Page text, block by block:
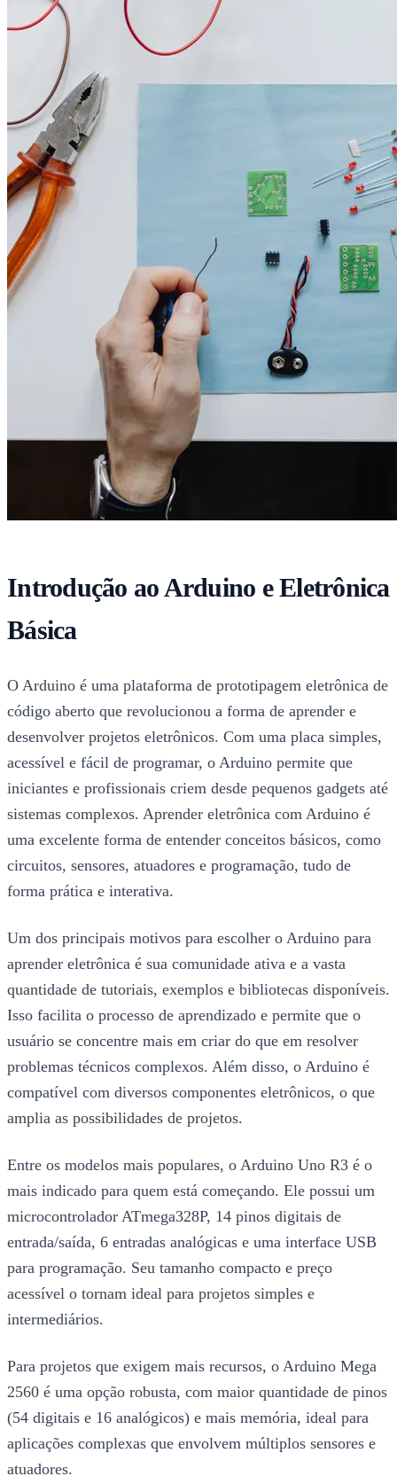
Introdução ao Arduino e Eletrônica
Básica
O Arduino é uma plataforma de prototipagem eletrônica de
código aberto que revolucionou a forma de aprender e
desenvolver projetos eletrônicos. Com uma placa simples,
acessível e fácil de programar, o Arduino permite que
iniciantes e profissionais criem desde pequenos gadgets até
sistemas complexos. Aprender eletrônica com Arduino é
uma excelente forma de entender conceitos básicos, como
circuitos, sensores, atuadores e programação, tudo de
forma prática e interativa.
Um dos principais motivos para escolher o Arduino para
aprender eletrônica é sua comunidade ativa e a vasta
quantidade de tutoriais, exemplos e bibliotecas disponíveis.
Isso facilita o processo de aprendizado e permite que o
usuário se concentre mais em criar do que em resolver
problemas técnicos complexos. Além disso, o Arduino é
compatível com diversos componentes eletrônicos, o que
amplia as possibilidades de projetos.
Entre os modelos mais populares, o Arduino Uno R3 é o
mais indicado para quem está começando. Ele possui um
microcontrolador ATmega328P, 14 pinos digitais de
entrada/saída, 6 entradas analógicas e uma interface USB
para programação. Seu tamanho compacto e preço
acessível o tornam ideal para projetos simples e
intermediários.
Para projetos que exigem mais recursos, o Arduino Mega
2560 é uma opção robusta, com maior quantidade de pinos
(54 digitais e 16 analógicos) e mais memória, ideal para
aplicações complexas que envolvem múltiplos sensores e
atuadores.